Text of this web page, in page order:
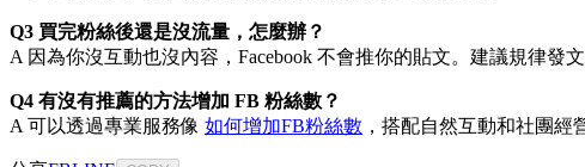
Q3 買完粉絲後還是沒流量，怎麼辦？
A 因為你沒互動也沒內容，Facebook 不會推你的貼文。建議規律發
Q4 有沒有推薦的方法增加 FB 粉絲數？
A 可以透過專業服務像 如何增加FB粉絲數 ，搭配自然互動和社團經